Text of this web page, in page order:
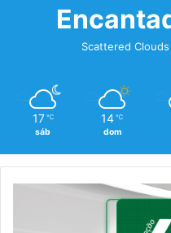
Scattered Clouds
17 ℃
sáb
14 ℃
dom